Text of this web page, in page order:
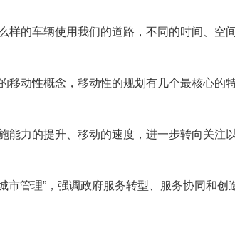
车辆使用我们的道路，不同的时间、空
动性概念，移动性的规划有几个最核心的特
的提升、移动的速度，进一步转向关注
管理”，强调政府服务转型、服务协同和创